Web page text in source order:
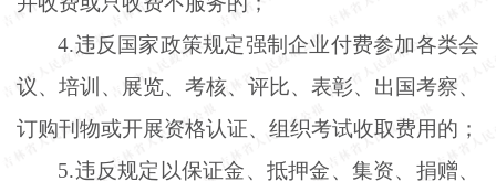
4.违反国家政策规定强制企业付费参加各类会
议、培训、展览、考核、评比、表彰、出国考察、
订购刊物或开展资格认证、组织考试收取费用的；
5.违反规定以保证金、抵押金、集资、捐赠、